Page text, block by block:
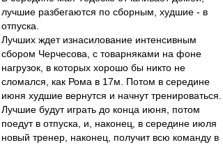
лучшие разбегаются по сборным, худшие - в
отпуска.
Лучших ждет изнасилование интенсивным
сбором Черчесова, с товарняками на фоне
нагрузок, в которых хорошо бы никто не
сломался, как Рома в 17м. Потом в середине
июня худшие вернутся и начнут тренироваться.
Лучшие будут играть до конца июня, потом
поедут в отпуска, и, наконец, в середине июля
новый тренер, наконец, получит всю команду в